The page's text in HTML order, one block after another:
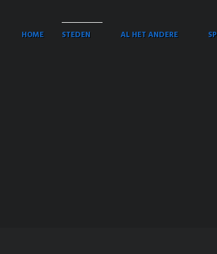
HOME STEDEN AL HET ANDERE